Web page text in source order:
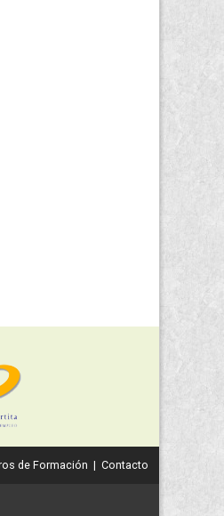
de Formación | Contacto